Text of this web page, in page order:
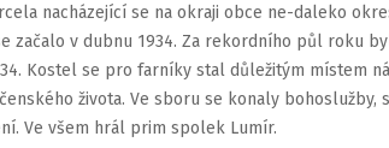
nacházející se na okraji obce ne-daleko
začalo v dubnu 1934. Za rekordního půl roku
Kostel se pro farníky stal důležitým místem
života. Ve sboru se konaly bohoslužby,
Ve všem hrál prim spolek Lumír.